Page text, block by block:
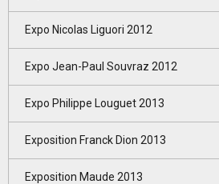
Expo Nicolas Liguori 2012
Expo Jean-Paul Souvraz 2012
Expo Philippe Louguet 2013
Exposition Franck Dion 2013
Exposition Maude 2013